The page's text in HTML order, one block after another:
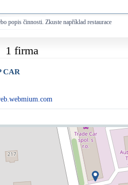
popis činnosti. Zkuste například restaurace
1 firma
CAR